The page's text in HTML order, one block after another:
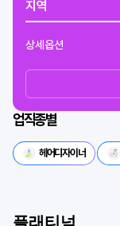
상세옵션
업직종별
헤어디자이너
플래티넘